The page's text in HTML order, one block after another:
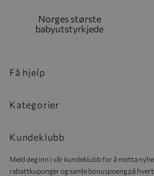
Norges største
babyutstyrkjede
Få hjelp
Kategorier
Kundeklubb
Meld deg inn i vår kundeklubb for å motta
rabattkuponger og samle bonuspoeng på hvert